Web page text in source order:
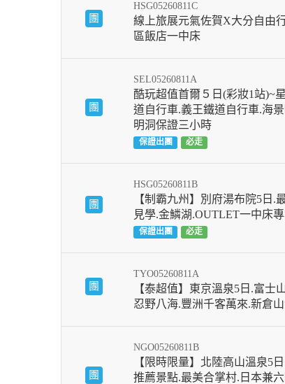
團
HSG05260811C
線上旅展元氣佐賀X大分自由
區飯店一中床
團
SEL05260811A
酷玩超值首爾５日(彩妝1站)~
道自行車.義王鐵道自行車.海
明洞保證三小時
保證出團 必走
團
HSG05260811B
【制霸九州】別府湯布院5日.
見學.金鱗湖.OUTLET一中床
保證出團 必走
團
TYO05260811A
【泰超值】東京溫泉5日.富士
忍野八海.豐洲千客萬來.新倉
團
NGO05260811B
【限時限量】北陸高山溫泉5
推薦景點.最美合掌村.日本兼